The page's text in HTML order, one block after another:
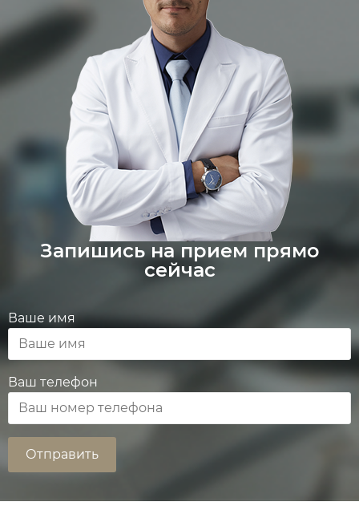
Запишись на прием прямо
сейчас
Ваше имя
Ваш телефон